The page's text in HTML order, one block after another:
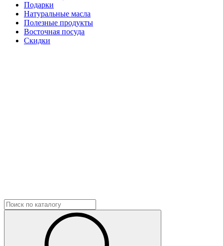
Подарки
Натуральные масла
Полезные продукты
Восточная посуда
Скидки